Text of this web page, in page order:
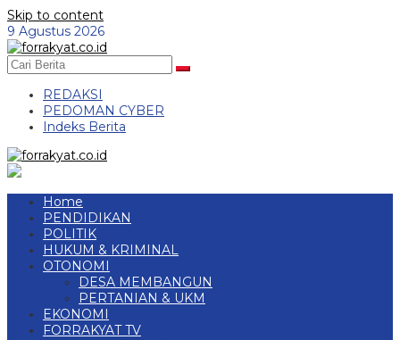
Skip to content
9 Agustus 2026
REDAKSI
PEDOMAN CYBER
Indeks Berita
Home
PENDIDIKAN
POLITIK
HUKUM & KRIMINAL
OTONOMI
DESA MEMBANGUN
PERTANIAN & UKM
EKONOMI
FORRAKYAT TV